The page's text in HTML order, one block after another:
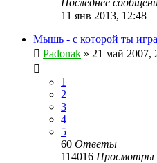
11 янв 2013, 12:48
Мышь - с которой ты
Padonak » 21 май 2007,
1
2
3
4
5
60 Ответы
114016 Просмотры